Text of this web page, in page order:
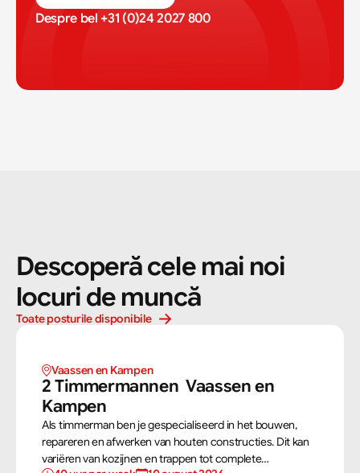
Despre bel +31 (0)24 2027 800
Descoperă cele mai noi
locuri de muncă
Toate posturile disponibile
Vaassen en Kampen
2 Timmermannen  Vaassen en
Kampen
Als timmerman ben je gespecialiseerd in het bouwen,
repareren en afwerken van houten constructies. Dit kan
variëren van kozijnen en trappen tot complete